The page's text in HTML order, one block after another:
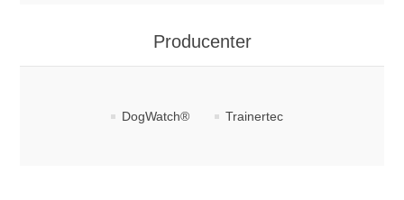
Producenter
DogWatch® Trainertec